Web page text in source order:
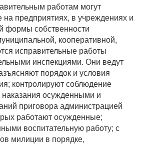
работам могут
на предприятиях, в учреждениях и
формы собственности
кооперативной,
исправительные работы
инспекциями. Они ведут
порядок и условия
контролируют соблюдение
осужденными и
приговора администрацией
работают осужденные;
воспитательную работу; с
милиции в порядке,